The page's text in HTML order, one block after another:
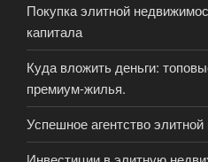
Покупка элитной
капитала
Куда вложить деньги:
премиум-жилья.
Успешное агентство